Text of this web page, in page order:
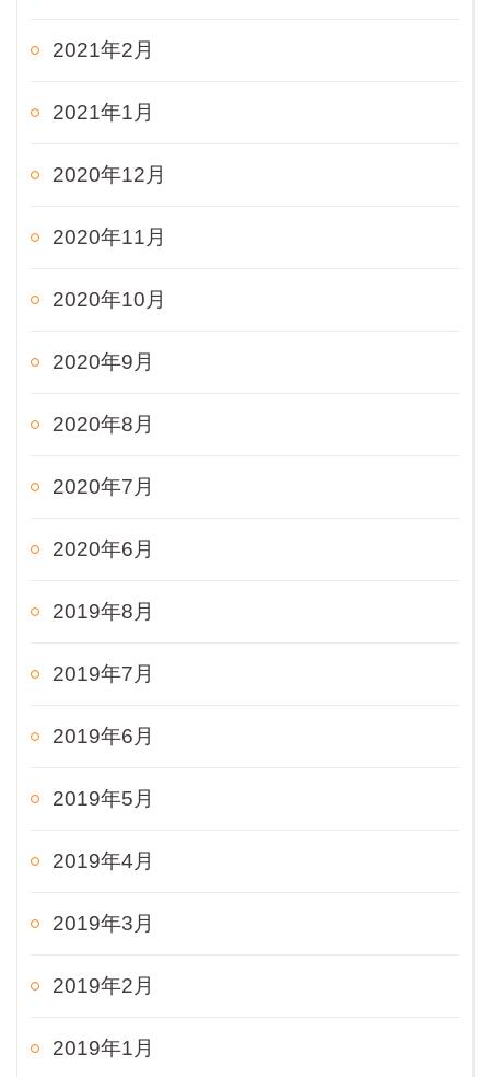
2021年2月
2021年1月
2020年12月
2020年11月
2020年10月
2020年9月
2020年8月
2020年7月
2020年6月
2019年8月
2019年7月
2019年6月
2019年5月
2019年4月
2019年3月
2019年2月
2019年1月